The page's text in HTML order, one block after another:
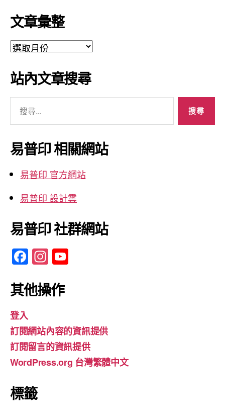
文章彙整
文
彙
整
站內文章搜尋
關
鍵
字:
易普印 相關網站
易普印 官方網站
易普印 設計雲
易普印 社群網站
F
a
c
b
o
o
k
In
st
a
gr
a
m
u
b
e
其他操作
登入
訂閱網站內容的資訊提供
訂閱留言的資訊提供
WordPress.org 台灣繁體中文
標籤